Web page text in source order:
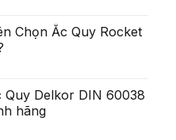
Chọn Ắc Quy Rocket
Quy Delkor DIN 60038
hãng